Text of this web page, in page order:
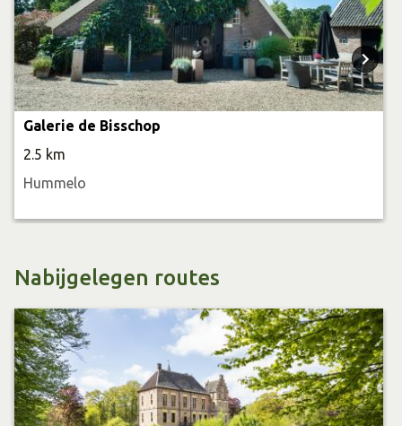
Galerie de Bisschop
2.5 km
Hummelo
Nabijgelegen routes